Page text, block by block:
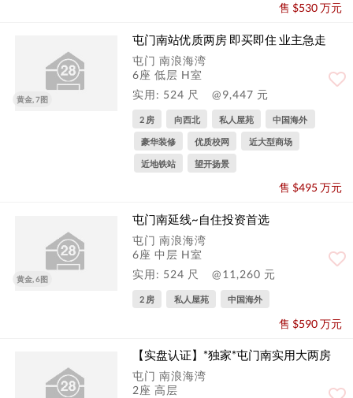
售 $530 万元
黄金, 7图
屯门南站优质两房 即买即住 业主急走
屯门 南浪海湾
6座 低层 H室
实用: 524 尺
@9,447 元
2 房 向西北 私人屋苑 中国海外
豪华装修 优质校网 近大型商场
近地铁站 望开扬景
售 $495 万元
黄金, 6图
屯门南延线~自住投资首选
屯门 南浪海湾
6座 中层 H室
实用: 524 尺
@11,260 元
2 房 私人屋苑 中国海外
售 $590 万元
【实盘认证】*独家*屯门南实用大两房
屯门 南浪海湾
2座 高层